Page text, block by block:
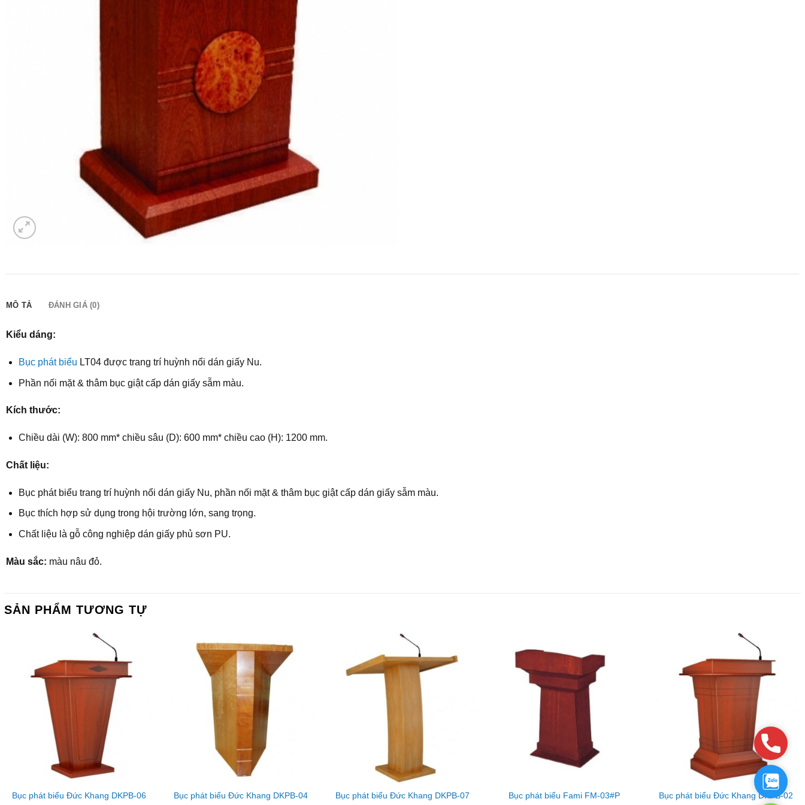
MÔ TẢ ĐÁNH GIÁ (0)
Kiểu dáng:
Bục phát biểu LT04 được trang trí huỳnh nổi dán giấy Nu.
Phần nối mặt & thâm bục giật cấp dán giấy sẫm màu.
Kích thước:
Chiều dài (W): 800 mm* chiều sâu (D): 600 mm* chiều cao (H): 1200 mm.
Chất liệu:
Bục phát biểu trang trí huỳnh nổi dán giấy Nu, phần nối mặt & thâm bục giật cấp dán giấy sẫm màu.
Bục thích hợp sử dụng trong hội trường lớn, sang trọng.
Chất liệu là gỗ công nghiệp dán giấy phủ sơn PU.
Màu sắc: màu nâu đỏ.
SẢN PHẨM TƯƠNG TỰ
Bục phát biểu Đức Khang DKPB-06 Bục phát biểu Đức Khang DKPB-04 Bục phát biểu Đức Khang DKPB-07 Bục phát biểu Fami FM-03#P Bục phát biểu Đức Khang DKPB-02
Phone
Zalo